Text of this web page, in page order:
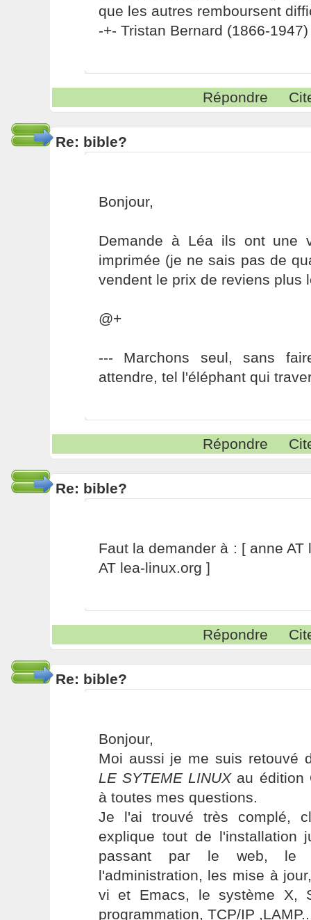
que les autres remboursent
-+- Tristan Bernard (1866-1947)
Répondre
Re: bible?
Bonjour,
Demande à Léa ils ont une
imprimée (je ne sais pas de
vendent le prix de reviens plus
@+
--- Marchons seul, sans
attendre, tel l'éléphant qui
Répondre
Re: bible?
Faut la demander à : [ anne
AT lea-linux.org ]
Répondre
Re: bible?
Bonjour,
Moi aussi je me suis retouvé
LE SYTEME LINUXau édition
à toutes mes questions.
Je l'ai trouvé très complé,
explique tout de l'installation
passant par le web, le
l'administration, les mise à
vi et Emacs, le système X,
programmation, TCP/IP